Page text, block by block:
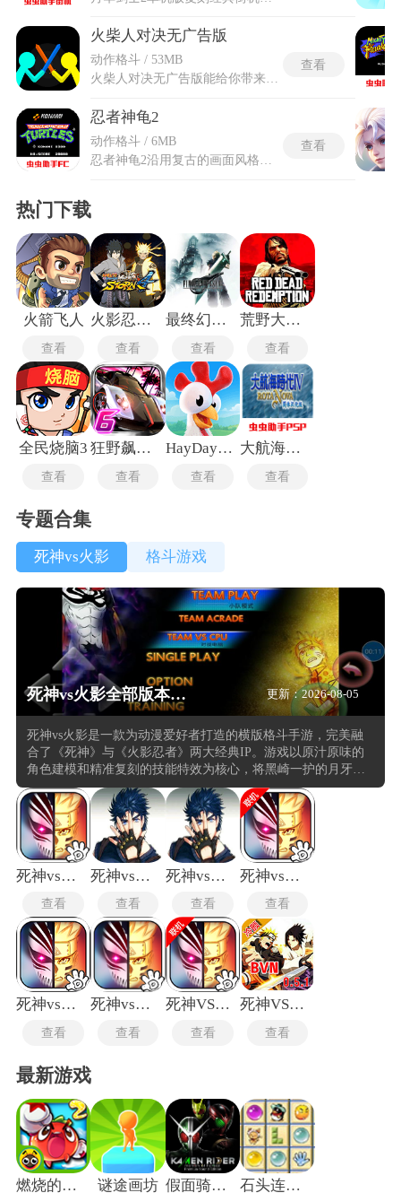
火柴人对决无广告版
动作格斗 / 53MB
火柴人对决无广告版能给你带来超爽火柴人同屏欢乐互殴，操控线条简单却充满灵魂的火柴人，在各种脑洞大开的奇葩场景里展开作战。火柴人对决无广告版无弹窗和加载广告，确保对战节奏不被中断，快速进入战斗状态，跳过广告缓冲环节，关卡切换与多人匹配响应更迅速。可以自由收集上百种风格离谱的奇葩武器，每一把武器都能打出完全意想不到的搞笑效果。支持本地双人同屏的对战模式与生存玩法，魔性的物理反馈让每一次出拳都充满出其不意的笑点。
查看
忍者神龟2
动作格斗 / 6MB
查看
热门下载
火箭飞人
查看
火影忍者究极风暴4中文版
查看
最终幻想7重制版
查看
荒野大镖客救赎
查看
全民烧脑3
查看
狂野飙车6中文版
查看
HayDay国际服
查看
大航海时代4手机版
查看
专题合集
死神vs火影 格斗游戏
死神vs火影全部版本合集 更新：2026-08-05
死神vs火影是一款为动漫爱好者打造的横版格斗手游，完美融
合了《死神》与《火影忍者》两大经典IP。游戏以原汁原味的
角色建模和精准复刻的技能特效为核心，将黑崎一护的月牙天
冲、漩涡鸣人的螺旋丸等标志性招式以炫酷动画呈现，营造出
沉浸式的动漫战斗体验。玩家可操控数十位人气角色，在木叶
村或尸魂界等标志性场景中展开激战，操作简单却富有深度，
适合新手快速上手，同时为高手提供连招组合与策略对抗的空
间。
死神vs火影2.5
查看
死神vs火影神明改jojo
查看
死神vs火影jojo版
查看
死神vs火影联机版
查看
死神vs火影1.8
查看
死神vs火影3.3版
查看
死神VS火影联机版4.0
查看
死神VS火影亿忍集结
查看
最新游戏
燃烧的蔬菜2新年版 谜途画坊 假面骑士英雄寻忆 石头连连看勋章版